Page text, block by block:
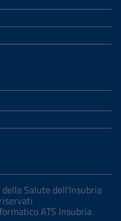
Salute dell'Insubria
ATS Insubria